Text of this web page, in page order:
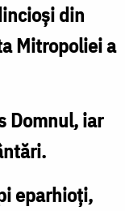
din
Mitropoliei a
Domnul, iar
eparhioți,